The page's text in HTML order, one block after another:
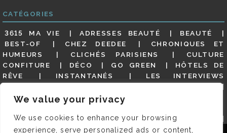
We value your privacy
We use cookies to enhance your browsing
experience, serve personalized ads or content,
CATÉGORIES
3615 MA VIE ADRESSES BEAUTÉ
BEAUTÉ
BEST-OF
CHEZ DEEDEE
CHRONIQUES ET
HUMEURS
CLICHÉS PARISIENS
CULTURE
CONFITURE
DÉCO GO GREEN
HÔTELS DE
RÊVE
INSTANTANÉS
LES INTERVIEWS
MES ADRESSES
MODE NON CLASSÉ
GUIDE
PARIS EN PHOTOS
RESTAURANTS
REVUE DE PRESSE DÉTAILLÉE, SIOU PLAIT